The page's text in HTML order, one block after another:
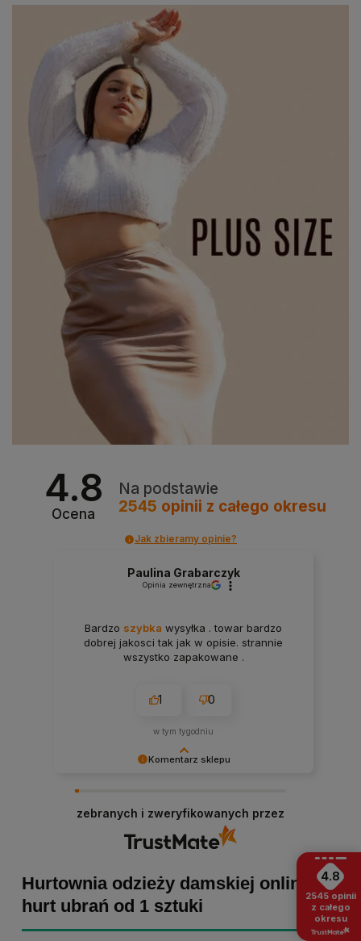
4.8
Ocena
Na podstawie
2545 opinii z całego okresu
Jak zbieramy opinie?
Komentarz sklepu
skrzydeł, dlatego tym bardziej cieszymy się, że
zakup przebiegł pomyślnie. Obiecujemy
utrzymać dobrą passę - zapraszamy ponownie! :)
Paulina Grabarczyk
Opinia zewnętrzna
Bardzo szybka wysyłka . towar bardzo
dobrej jakosci tak jak w opisie. strannie
wszystko zapakowane .
1 0
w tym tygodniu
zebranych i zweryfikowanych przez
Hurtownia odzieży damskiej online -
hurt ubrań od 1 sztuki
4.8
2545 opinii
z całego
okresu